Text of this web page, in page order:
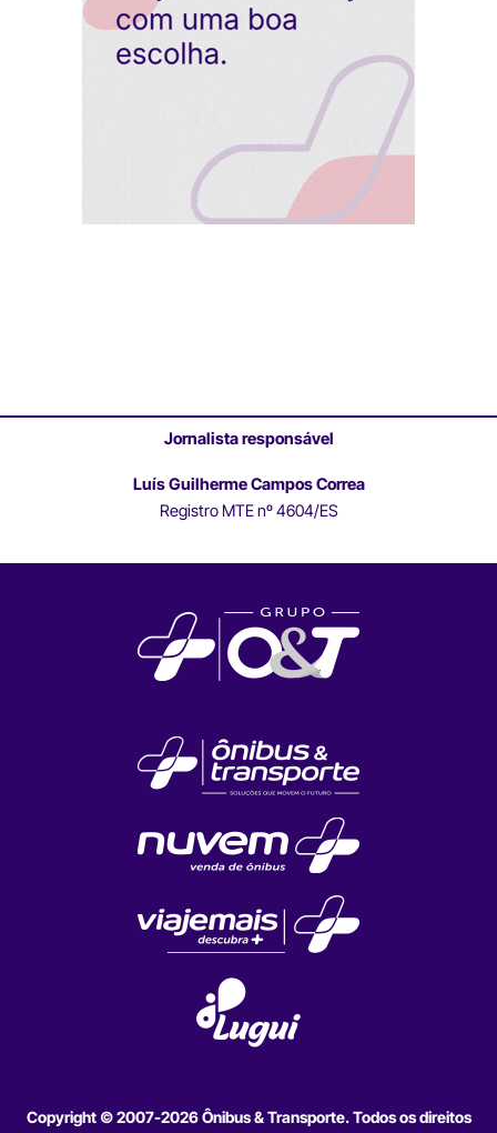
Jornalista responsável
Luís Guilherme Campos Correa
Registro MTE nº 4604/ES
Copyright © 2007-2026 Ônibus & Transporte. Todos os direitos